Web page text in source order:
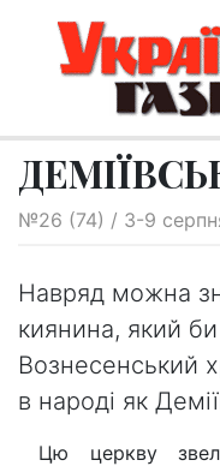
№26 (74) / 3-9
Навряд можна
киянина, який
Вознесенський
в народі як
Цю церкву